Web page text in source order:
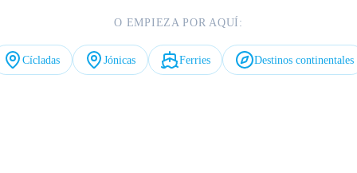
O EMPIEZA POR AQUÍ:
Cícladas Jónicas Ferries Destinos continentales